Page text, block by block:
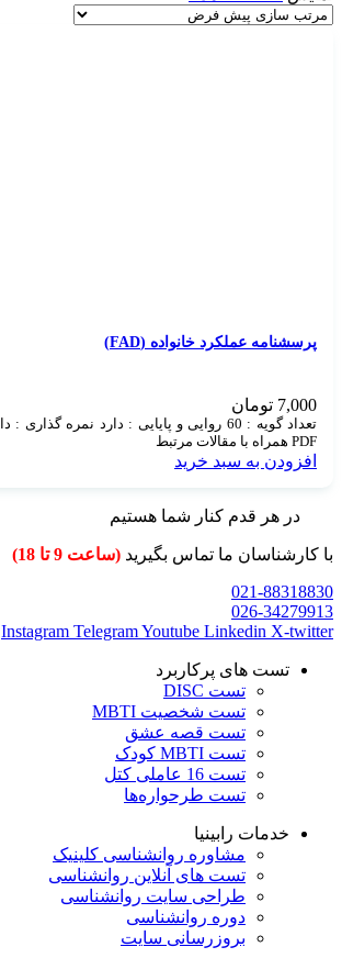
پرسشنامه عملکرد خانواده (FAD)
7,000 تومان
PDF همراه با مقالات مرتبط
افزودن به سبد خرید
در هر قدم کنار شما هستیم
با کارشناسان ما تماس بگیرید (ساعت 9 تا 18)
021-88318830
026-34279913
Instagram TelegramYoutube Linkedin X-twitter
تست های پرکاربرد
تست DISC
تست شخصیت MBTI
تست قصه عشق
تست MBTI کودک
تست 16 عاملی کتل
تست طرحواره‌ها
خدمات رابینیا
مشاوره روانشناسی کلینیک
تست های آنلاین روانشناسی
طراحی سایت روانشناسی
دوره روانشناسی
بروزرسانی سایت